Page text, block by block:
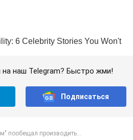
наш Telegram? Быстро жми!
Подписаться
пообещал производить...